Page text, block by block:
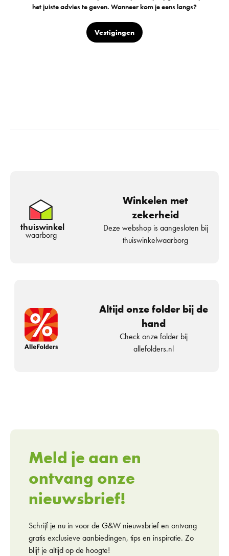
het juiste advies te geven. Wanneer kom je eens langs?
Vestigingen
thuiswinkel
waarborg
Winkelen met
zekerheid
Deze webshop is aangesloten bij
thuiswinkelwaarborg
Altijd onze folder bij de
hand
Check onze folder bij
allefolders.nl
Meld je aan en
ontvang onze
nieuwsbrief!
Schrijf je nu in voor de G&W nieuwsbrief en ontvang
gratis exclusieve aanbiedingen, tips en inspiratie. Zo
blijf je altijd op de hoogte!